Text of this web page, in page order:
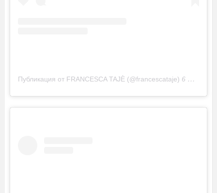
Публикация от FRANCESCA TAJÈ (@francescataje) 6 Ноя 2019 в 8:09 PST